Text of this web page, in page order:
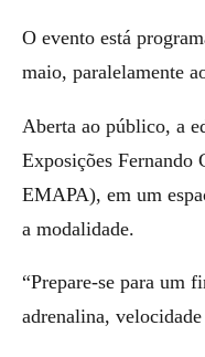
O evento está
maio, paralelamente
Aberta ao público, a
Exposições Fernando
EMAPA), em um
a modalidade.
“Prepare-se para um
adrenalina,